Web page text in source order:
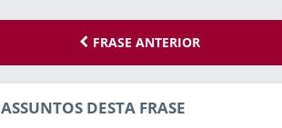
FRASE ANTERIOR
ASSUNTOS DESTA FRASE